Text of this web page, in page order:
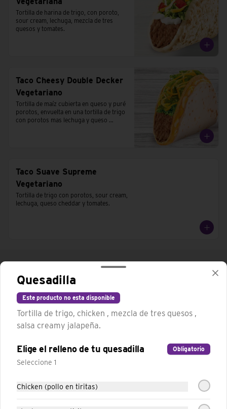
Tortilla de harina de trigo, con poroto,
sour cream, lechuga, mezcla de tres
quesos y tomates.
Taco Cheesy Double Decker
Vegetariano
Tortilla de maíz cubierta en queso y puré
porotos, envuelta en una tortilla de trigo
con porotos mas lechuga y queso
Taco Suave Supreme
Vegetariano
Tortilla de trigo con porotos, sour cream,
lechuga, queso cheddar y tomates.
Conócenos
Trabaja con nosotros
Quesadilla
Este producto no esta disponible
Tortilla de trigo, chicken , mezcla de tres quesos ,
salsa creamy jalapeña.
Elige el relleno de tu quesadilla Obligatorio
Seleccione 1
Chicken (pollo en tiritas)